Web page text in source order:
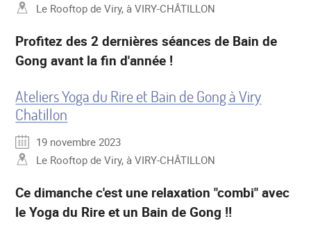
Le Rooftop de Viry, à VIRY-CHÂTILLON
Profitez des 2 dernières séances de Bain de
Gong avant la fin d'année !
Ateliers Yoga du Rire et Bain de Gong à Viry
Chatillon
19 novembre 2023
Le Rooftop de Viry, à VIRY-CHÂTILLON
Ce dimanche c'est une relaxation "combi" avec
le Yoga du Rire et un Bain de Gong !!